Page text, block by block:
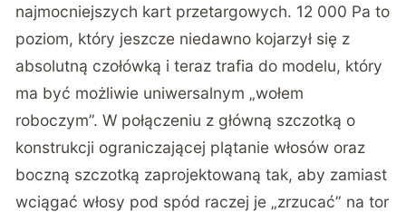
najmocniejszych kart przetargowych. 12 000 Pa to
poziom, który jeszcze niedawno kojarzył się z
absolutną czołówką i teraz trafia do modelu, który
ma być możliwie uniwersalnym „wołem
roboczym”. W połączeniu z główną szczotką o
konstrukcji ograniczającej plątanie włosów oraz
boczną szczotką zaprojektowaną tak, aby zamiast
wciągać włosy pod spód raczej je „zrzucać” na tor